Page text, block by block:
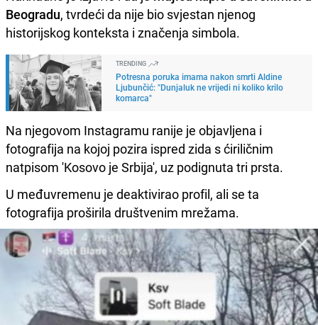
Beogradu, tvrdeći da nije bio svjestan njenog
historijskog konteksta i značenja simbola.
TRENDING
Potresna poruka imama nakon smrti Aldine
Ljubunčić: "Dunjaluk ne vrijedi ni koliko krilo
komarca"
Na njegovom Instagramu ranije je objavljena i
fotografija na kojoj pozira ispred zida s ćiriličnim
natpisom 'Kosovo je Srbija', uz podignuta tri prsta.
U međuvremenu je deaktivirao profil, ali se ta
fotografija proširila društvenim mrežama.